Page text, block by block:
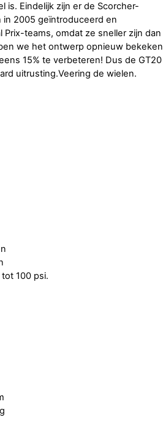
is. Eindelijk zijn er de Scorcher-
2005 geïntroduceerd en
teams, omdat ze sneller zijn dan
we het ontwerp opnieuw bekeken
15% te verbeteren! Dus de GT20
uitrusting.Veering de wielen.
100 psi.